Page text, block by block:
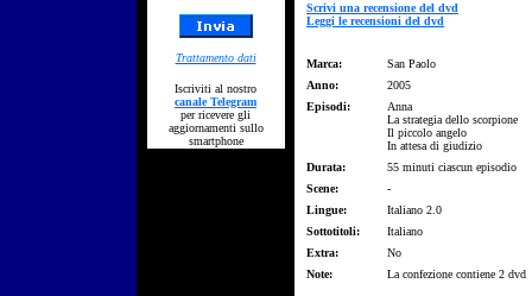
Trattamento dati
Iscriviti al nostro
canale Telegram
per ricevere gli
aggiornamenti sullo
smartphone
Scrivi una recensione del dvd
Leggi le recensioni del dvd
Marca:
San Paolo
Anno:
2005
Episodi:
Anna
La strategia dello scorpione
Il piccolo angelo
In attesa di giudizio
Durata:
55 minuti ciascun episodio
Scene:
-
Lingue:
Italiano 2.0
Sottotitoli:
Italiano
Extra:
No
Note:
La confezione contiene 2 dvd